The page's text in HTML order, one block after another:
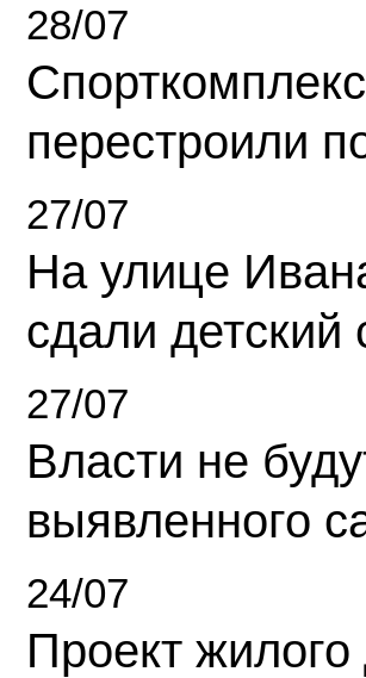
28/07
перестроили
27/07
На улице
сдали детский
27/07
Власти не
выявленного
24/07
Проект